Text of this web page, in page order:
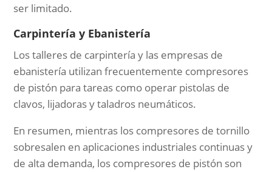
ser limitado.
Carpintería y Ebanistería
Los talleres de carpintería y las empresas de
ebanistería utilizan frecuentemente compresores
de pistón para tareas como operar pistolas de
clavos, lijadoras y taladros neumáticos.
En resumen, mientras los compresores de tornillo
sobresalen en aplicaciones industriales continuas y
de alta demanda, los compresores de pistón son